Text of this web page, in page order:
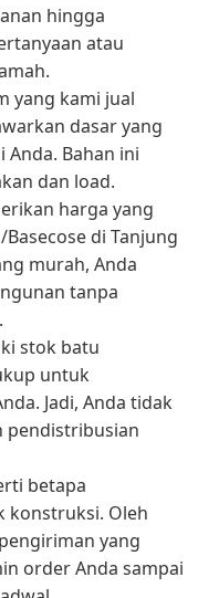
hingga
atau
yang kami jual
dasar yang
Bahan ini
dan load.
harga yang
di Tanjung
murah, Anda
tanpa
stok batu
untuk
Jadi, Anda tidak
pendistribusian
betapa
konstruksi. Oleh
yang
order Anda sampai